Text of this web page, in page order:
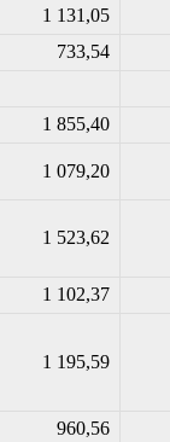
1 131,05
733,54
1 855,40
1 079,20
1 523,62
1 102,37
1 195,59
960,56